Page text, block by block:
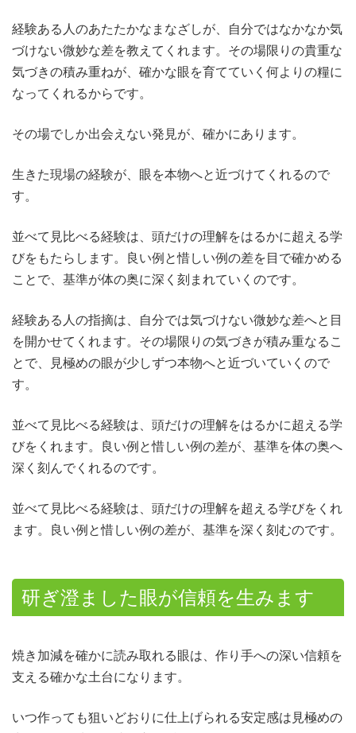
経験ある人のあたたかなまなざしが、自分ではなかなか気
づけない微妙な差を教えてくれます。その場限りの貴重な
気づきの積み重ねが、確かな眼を育てていく何よりの糧に
なってくれるからです。
その場でしか出会えない発見が、確かにあります。
生きた現場の経験が、眼を本物へと近づけてくれるので
す。
並べて見比べる経験は、頭だけの理解をはるかに超える学
びをもたらします。良い例と惜しい例の差を目で確かめる
ことで、基準が体の奥に深く刻まれていくのです。
経験ある人の指摘は、自分では気づけない微妙な差へと目
を開かせてくれます。その場限りの気づきが積み重なるこ
とで、見極めの眼が少しずつ本物へと近づいていくので
す。
並べて見比べる経験は、頭だけの理解をはるかに超える学
びをくれます。良い例と惜しい例の差が、基準を体の奥へ
深く刻んでくれるのです。
並べて見比べる経験は、頭だけの理解を超える学びをくれ
ます。良い例と惜しい例の差が、基準を深く刻むのです。
研ぎ澄ました眼が信頼を生みます
焼き加減を確かに読み取れる眼は、作り手への深い信頼を
支える確かな土台になります。
いつ作っても狙いどおりに仕上げられる安定感は見極めの